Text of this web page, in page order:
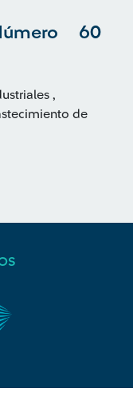
60
,
de